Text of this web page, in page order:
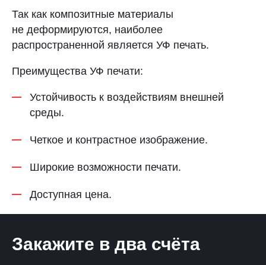
Так как композитные материалы
не деформируются, наиболее
распространенной является УФ печать.
Преимущества УФ печати:
Устойчивость к воздействиям внешней
среды.
Четкое и контрастное изображение.
Широкие возможности печати.
Доступная цена.
Закажите в два счёта